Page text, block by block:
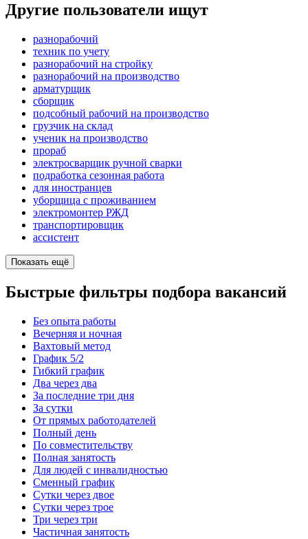
Другие пользователи ищут
разнорабочий
техник по учету
разнорабочий на стройку
разнорабочий на производство
арматурщик
сборщик
подсобный рабочий на производство
грузчик на склад
ученик на производство
прораб
электросварщик ручной сварки
подработка сезонная работа
для иностранцев
уборщица с проживанием
электромонтер РЖД
транспортировщик
ассистент
Показать ещё
Быстрые фильтры подбора вакансий
Без опыта работы
Вечерняя и ночная
Вахтовый метод
График 5/2
Гибкий график
Два через два
За последние три дня
За сутки
От прямых работодателей
Полный день
По совместительству
Полная занятость
Для людей с инвалидностью
Сменный график
Сутки через двое
Сутки через трое
Три через три
Частичная занятость